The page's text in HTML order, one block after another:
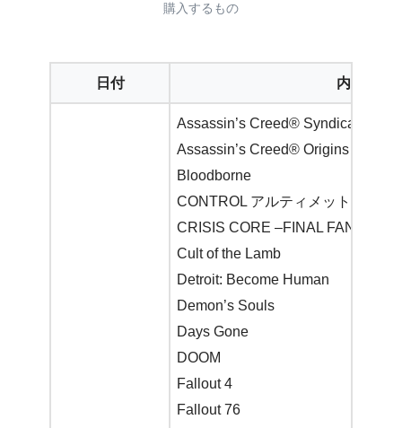
購入するもの
日付 内容
Assassin’s Creed® Syndicate
Assassin’s Creed® Origins
Bloodborne
CONTROL アルティメット・エデ
CRISIS CORE –FINAL FANTASY
Cult of the Lamb
Detroit: Become Human
Demon’s Souls
Days Gone
DOOM
Fallout 4
Fallout 76